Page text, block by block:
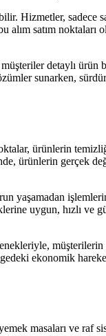
Hizmetler, sadece
alım satım
detaylı ürün
sunarken,
ürünlerin
ürünlerin gerçek
yaşamadan
uygun, hızlı ve
ekonomik
masaları ve